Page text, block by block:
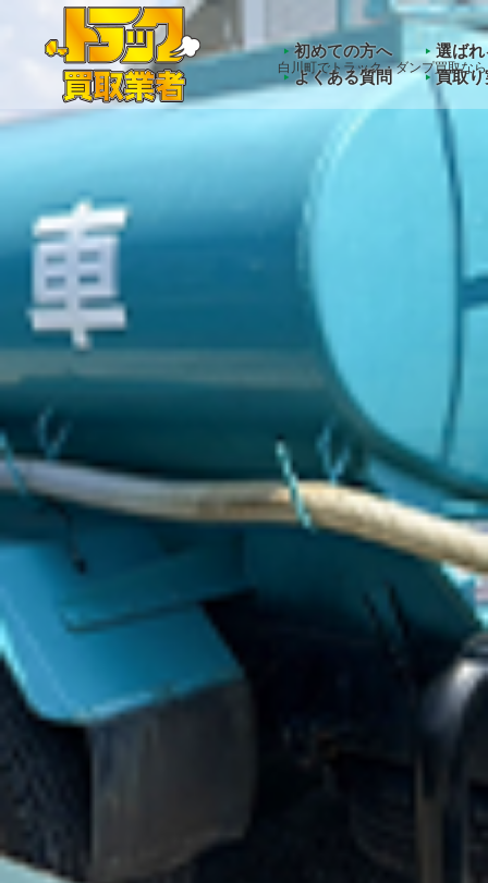
Warning : Undefined array key
白川町でトラック・ダンプ買取な
初めての方へ
選ば
よくある質問
買取